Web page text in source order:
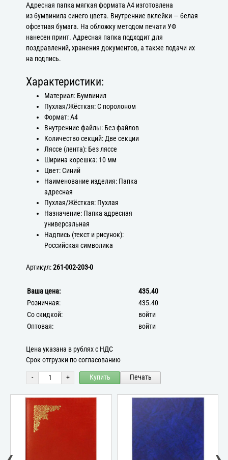
Адресная папка мягкая формата А4 изготовлена
из бумвинила синего цвета. Внутренние вклейки — белая
офсетная бумага. На обложку методом печати УФ
нанесен принт. Адресная папка подходит для
поздравлений, хранения документов, а также подачи их
на подпись.
Характеристики:
Материал: Бумвинил
Пухлая/Жёсткая: С поролоном
Формат: А4
Внутренние файлы: Без файлов
Количество секций: Две секции
Ляссе (лента): Без ляссе
Ширина корешка: 10 мм
Цвет: Синий
Наименование изделия: Папка
адресная
Пухлая/Жёсткая: Пухлая
Назначение: Папка адресная
универсальная
Надпись (текст и рисунок):
Российская символика
Артикул:261-002-203-0
Ваша цена:
435.40
Розничная:
435.40
Со скидкой:
войти
Оптовая:
войти
Цена указана в рублях с НДС
Срок отгрузки по согласованию
- + Купить Печать